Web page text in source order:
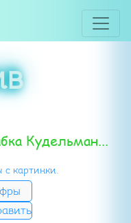
Кудельман...
с картинки.